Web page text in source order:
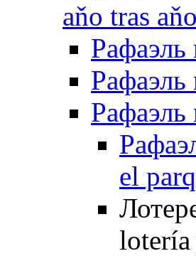
aňo tras aňo
el
lotería